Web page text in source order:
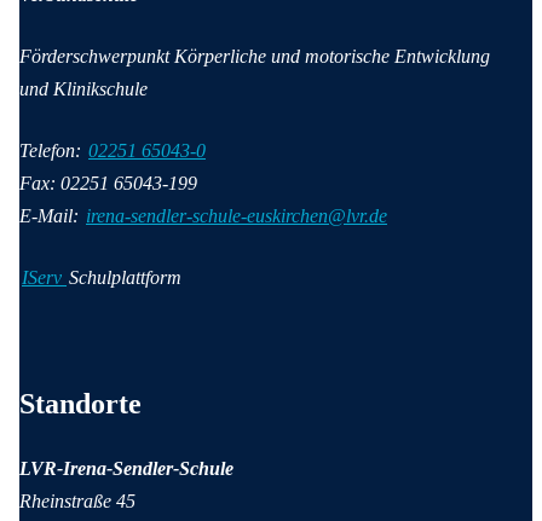
Förderschwerpunkt Körperliche und motorische Entwicklung
und Klinikschule
Telefon: 02251 65043-0
Fax: 02251 65043-199
E-Mail: irena-sendler-schule-euskirchen@lvr.de
IServ Schulplattform
Standorte
LVR-Irena-Sendler-Schule
Rheinstraße 45